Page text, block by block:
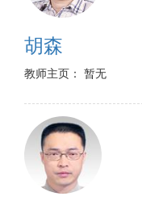
胡森
教师主页： 暂无